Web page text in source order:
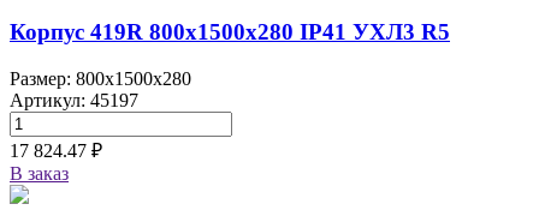
Корпус 419R 800х1500х280 IP41 УХЛ3 R5
Размер: 800x1500x280
Артикул: 45197
17 824.47 ₽
В заказ